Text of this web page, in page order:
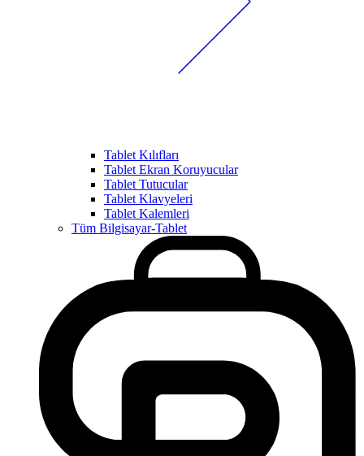
Tablet Kılıfları
Tablet Ekran Koruyucular
Tablet Tutucular
Tablet Klavyeleri
Tablet Kalemleri
Tüm Bilgisayar-Tablet